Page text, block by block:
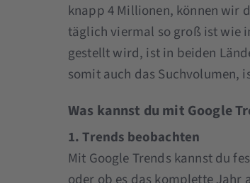
knapp 4 Millionen, können wir
täglich viermal so groß ist wie
gestellt wird, ist in beiden
somit auch das Suchvolumen,
Was kannst du mit Google
1. Trends beobachten
Mit Google Trends kannst du